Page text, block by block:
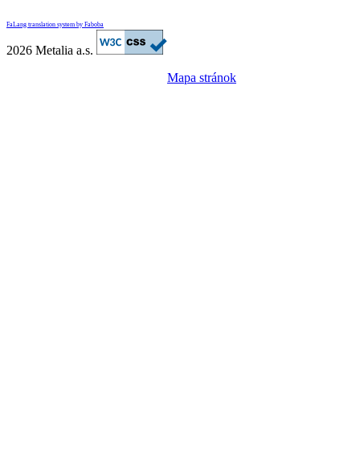
FaLang translation system by Faboba
2026 Metalia a.s.
Mapa stránok